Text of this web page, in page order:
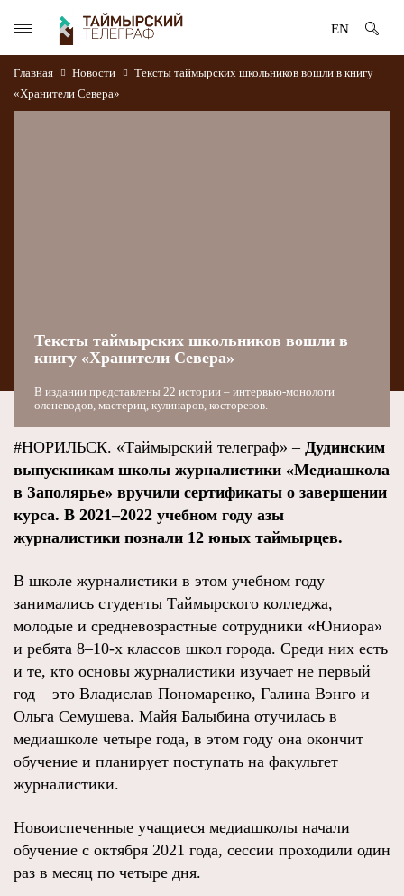
EN
Главная Новости
Тексты таймырских школьников вошли в книгу
«Хранители Севера»
Тексты таймырских школьников вошли в
книгу «Хранители Севера»
В издании представлены 22 истории – интервью-монологи
оленеводов, мастериц, кулинаров, косторезов.
#НОРИЛЬСК. «Таймырский телеграф» – Дудинским
выпускникам школы журналистики «Mедиашкола
в Заполярье» вручили сертификаты о завершении
курса. В 2021–2022 учебном году азы
журналистики познали 12 юных таймырцев.
В школе журналистики в этом учебном году
занимались студенты Таймырского колледжа,
молодые и средневозрастные сотрудники «Юниора»
и ребята 8–10-х классов школ города. Среди них есть
и те, кто основы журналистики изучает не первый
год – это Владислав Пономаренко, Галина Вэнго и
Ольга Семушева. Майя Балыбина отучилась в
медиашколе четыре года, в этом году она окончит
обучение и планирует поступать на факультет
журналистики.
Новоиспеченные учащиеся медиашколы начали
обучение с октября 2021 года, сессии проходили один
раз в месяц по четыре дня.